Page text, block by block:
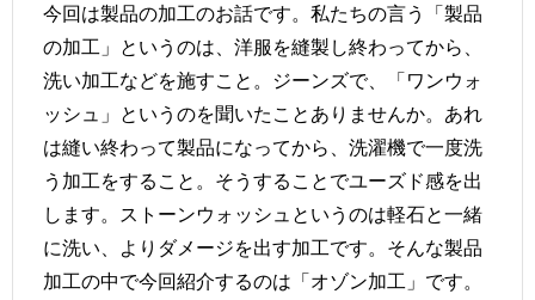
今回は製品の加工のお話です。私たちの言う「製品
の加工」というのは、洋服を縫製し終わってから、
洗い加工などを施すこと。ジーンズで、「ワンウォ
ッシュ」というのを聞いたことありませんか。あれ
は縫い終わって製品になってから、洗濯機で一度洗
う加工をすること。そうすることでユーズド感を出
します。ストーンウォッシュというのは軽石と一緒
に洗い、よりダメージを出す加工です。そんな製品
加工の中で今回紹介するのは「オゾン加工」です。